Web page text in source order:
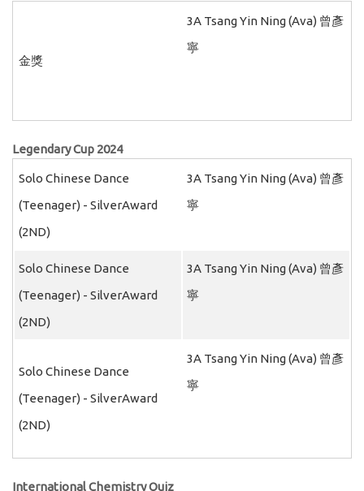
金獎
3A Tsang Yin Ning (Ava) 曾彥
寧
Legendary Cup 2024
Solo Chinese Dance
(Teenager) - SilverAward
(2ND)
3A Tsang Yin Ning (Ava) 曾彥
寧
Solo Chinese Dance
(Teenager) - SilverAward
(2ND)
3A Tsang Yin Ning (Ava) 曾彥
寧
Solo Chinese Dance
(Teenager) - SilverAward
(2ND)
3A Tsang Yin Ning (Ava) 曾彥
寧
International Chemistry Quiz